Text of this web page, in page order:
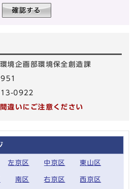
境企画部環境保全創造課
0922
違いにご注意ください
左京区 中京区 東山区
南区 右京区 西京区